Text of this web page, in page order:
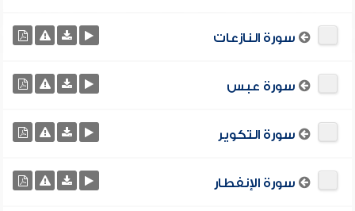
سورة النازعات
سورة عبس
سورة التكوير
سورة الإنفطار